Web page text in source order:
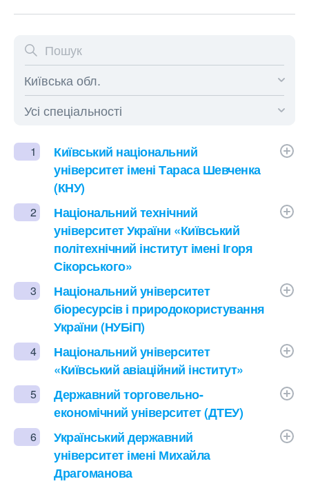
1
Київський національний
університет імені Тараса Шевченка
(КНУ)
2
Національний технічний
університет України «Київський
політехнічний інститут імені Ігоря
Сікорського»
3
Національний університет
біоресурсів і природокористування
України (НУБіП)
4
Національний університет
«Київський авіаційний інститут»
5
Державний торговельно-
економічний університет (ДТЕУ)
6
Український державний
університет імені Михайла
Драгоманова